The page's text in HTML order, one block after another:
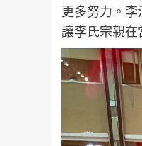
更多努力。李
讓李氏宗親在